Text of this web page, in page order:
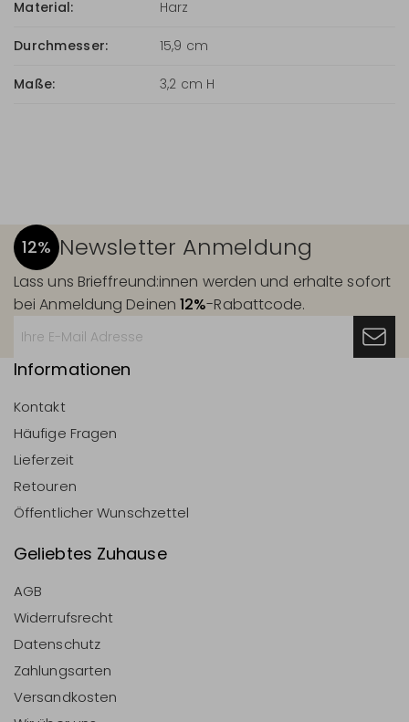
Material: Harz
Durchmesser: 15,9 cm
Maße: 3,2 cm H
12% Newsletter Anmeldung
Lass uns Brieffreund:innen werden und erhalte sofort
bei Anmeldung Deinen12%-Rabattcode.
Informationen
Kontakt
Häufige Fragen
Lieferzeit
Retouren
Öffentlicher Wunschzettel
Geliebtes Zuhause
AGB
Widerrufsrecht
Datenschutz
Zahlungsarten
Versandkosten